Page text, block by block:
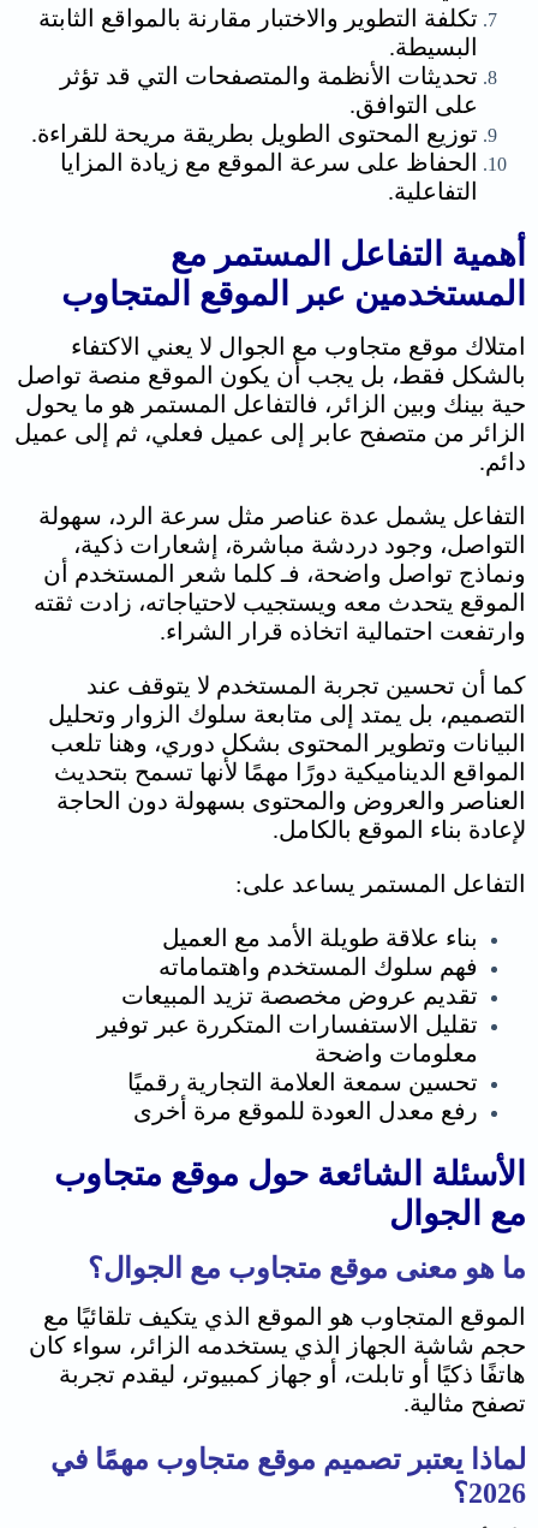
تكلفة التطوير والاختبار مقارنة بالمواقع الثابتة
البسيطة.
تحديثات الأنظمة والمتصفحات التي قد تؤثر
على التوافق.
توزيع المحتوى الطويل بطريقة مريحة للقراءة.
الحفاظ على سرعة الموقع مع زيادة المزايا
التفاعلية.
أهمية التفاعل المستمر مع
المستخدمين عبر الموقع المتجاوب
امتلاك موقع متجاوب مع الجوال لا يعني الاكتفاء
بالشكل فقط، بل يجب أن يكون الموقع منصة تواصل
حية بينك وبين الزائر، فالتفاعل المستمر هو ما يحول
الزائر من متصفح عابر إلى عميل فعلي، ثم إلى عميل
دائم.
التفاعل يشمل عدة عناصر مثل سرعة الرد، سهولة
التواصل، وجود دردشة مباشرة، إشعارات ذكية،
ونماذج تواصل واضحة، فـ كلما شعر المستخدم أن
الموقع يتحدث معه ويستجيب لاحتياجاته، زادت ثقته
وارتفعت احتمالية اتخاذه قرار الشراء.
كما أن تحسين تجربة المستخدم لا يتوقف عند
التصميم، بل يمتد إلى متابعة سلوك الزوار وتحليل
البيانات وتطوير المحتوى بشكل دوري، وهنا تلعب
المواقع الديناميكية دورًا مهمًا لأنها تسمح بتحديث
العناصر والعروض والمحتوى بسهولة دون الحاجة
لإعادة بناء الموقع بالكامل.
التفاعل المستمر يساعد على:
بناء علاقة طويلة الأمد مع العميل
فهم سلوك المستخدم واهتماماته
تقديم عروض مخصصة تزيد المبيعات
تقليل الاستفسارات المتكررة عبر توفير
معلومات واضحة
تحسين سمعة العلامة التجارية رقميًا
رفع معدل العودة للموقع مرة أخرى
الأسئلة الشائعة حول موقع متجاوب
مع الجوال
ما هو معنى موقع متجاوب مع الجوال؟
الموقع المتجاوب هو الموقع الذي يتكيف تلقائيًا مع
حجم شاشة الجهاز الذي يستخدمه الزائر، سواء كان
هاتفًا ذكيًا أو تابلت، أو جهاز كمبيوتر، ليقدم تجربة
تصفح مثالية.
لماذا يعتبر تصميم موقع متجاوب مهمًا في
2026؟